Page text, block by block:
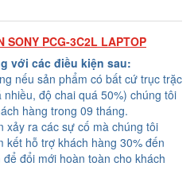
SONY PCG-3C2L LAPTOP
với các điều kiện sau:
nếu sản phẩm có bất cứ trục trặc
độ chai quá 50%) chúng tôi
hàng trong 09 tháng.
xảy ra các sự cố mà chúng tôi
kết hỗ trợ khách hàng 30% đến
đổi mới hoàn toàn cho khách